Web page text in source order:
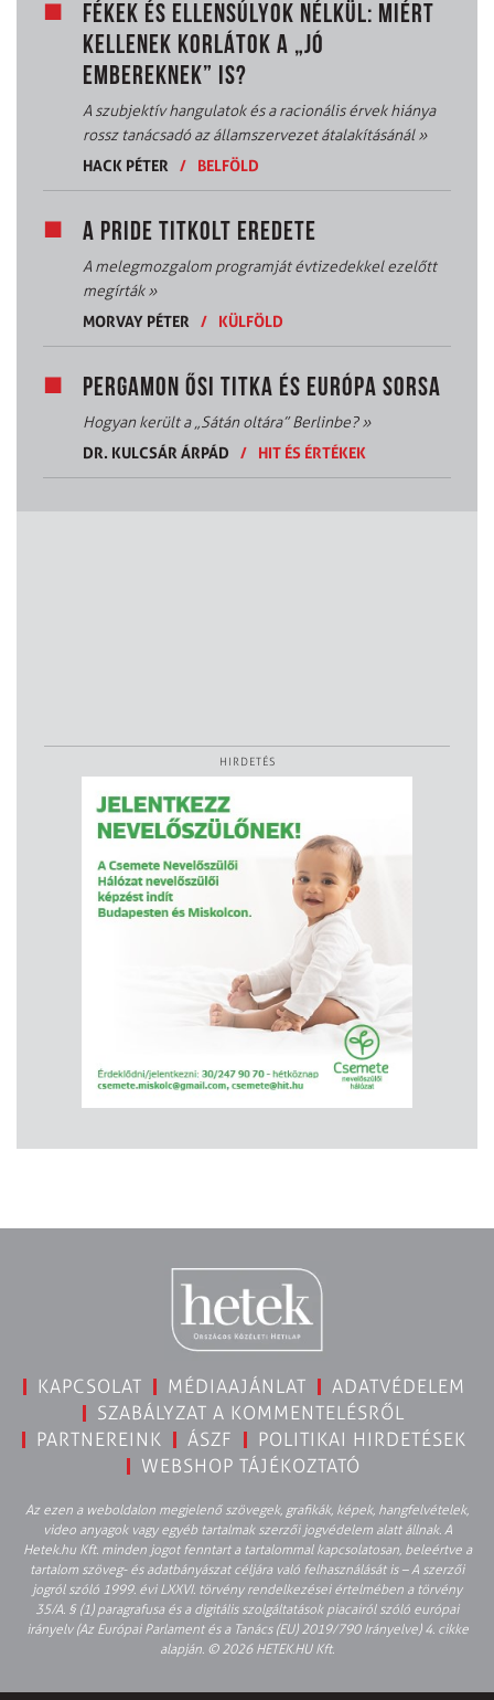
FÉKEK ÉS ELLENSÚLYOK NÉLKÜL: MIÉRT
KELLENEK KORLÁTOK A „JÓ
EMBEREKNEK” IS?
A szubjektív hangulatok és a racionális érvek hiánya
rossz tanácsadó az államszervezet átalakításánál»
HACK PÉTER
/ BELFÖLD
A PRIDE TITKOLT EREDETE
A melegmozgalom programját évtizedekkel ezelőtt
megírták»
MORVAY PÉTER
/ KÜLFÖLD
PERGAMON ŐSI TITKA ÉS EURÓPA SORSA
Hogyan került a „Sátán oltára” Berlinbe?»
DR. KULCSÁR ÁRPÁD
/ HIT ÉS ÉRTÉKEK
HIRDETÉS
KAPCSOLAT MÉDIAAJÁNLAT
ADATVÉDELEM
SZABÁLYZAT A KOMMENTELÉSRŐL
PARTNEREINK
ÁSZF
POLITIKAI HIRDETÉSEK
WEBSHOP TÁJÉKOZTATÓ
Az ezen a weboldalon megjelenő szövegek, grafikák, képek, hangfelvételek,
video anyagok vagy egyéb tartalmak szerzői jogvédelem alatt állnak. A
Hetek.hu Kft. minden jogot fenntart a tartalommal kapcsolatosan, beleértve a
tartalom szöveg- és adatbányászat céljára való felhasználását is – A szerzői
jogról szóló 1999. évi LXXVI. törvény rendelkezései értelmében a törvény
35/A. § (1) paragrafusa és a digitális szolgáltatások piacairól szóló európai
irányelv (Az Európai Parlament és a Tanács (EU) 2019/790 Irányelve) 4. cikke
alapján. © 2026 HETEK.HU Kft.